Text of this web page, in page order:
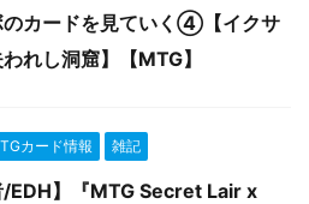
のカードを見ていく④【イクサ
れし洞窟】【MTG】
カード情報 雑記
/EDH】『MTG Secret Lair x